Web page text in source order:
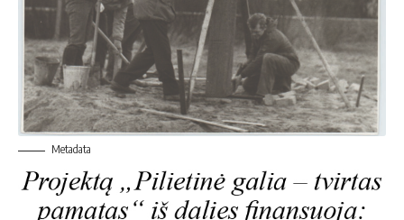
Metadata